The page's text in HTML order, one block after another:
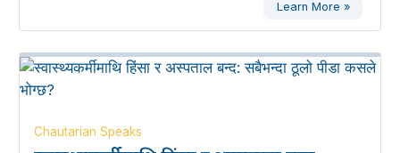
Learn More »
Chautarian Speaks